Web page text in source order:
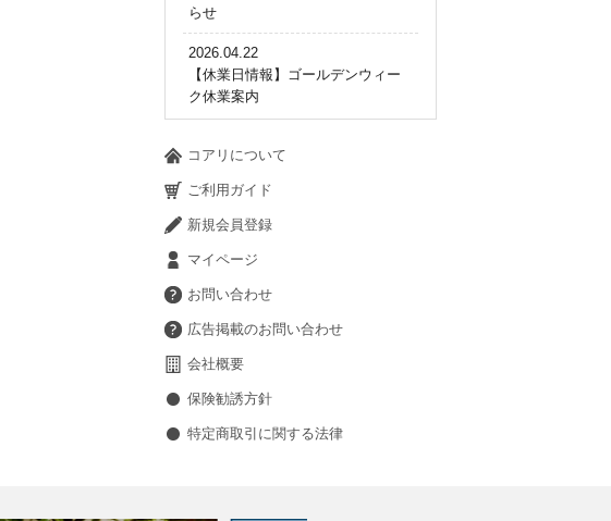
らせ
2026.04.22
【休業日情報】ゴールデンウィー
ク休業案内
コアリについて
ご利用ガイド
新規会員登録
マイページ
お問い合わせ
広告掲載のお問い合わせ
会社概要
保険勧誘方針
特定商取引に関する法律